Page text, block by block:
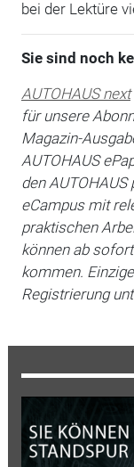
bei der Lektüre
Sie sind noch
AUTOHAUS next
für unsere
Magazin-
AUTOHAUS
den
eCampus mit
praktischen
können ab
kommen.
Registrierung